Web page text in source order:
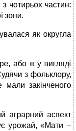
з чотирьох частин:
зони.
як округла
або ж у вигляді
з фольклору,
закінченого
аграрний аспект
урожай, «Мати –